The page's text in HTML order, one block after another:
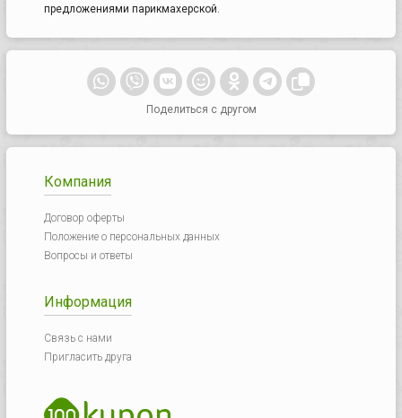
предложениями парикмахерской.
Поделиться с другом
Компания
Договор оферты
Положение о персональных данных
Вопросы и ответы
Информация
Связь с нами
Пригласить друга